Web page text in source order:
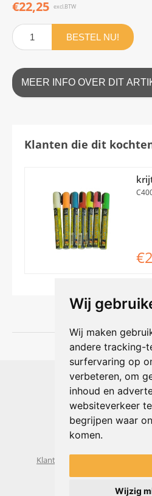
Wij
Wij maken
andere tracking-
surfervaring op
verbeteren, om
inhoud en
websiteverkeer
begrijpen waar
komen.
Wijzig
€22,25 excl.BTW
BESTEL NU!
MEER INFO OVER DIT
Klanten die dit
Shophouse
Max
6716 BE Ede,
Telefoon:
E-mail:
Geopend: ma t/m vr
Klantenservice
Algemene